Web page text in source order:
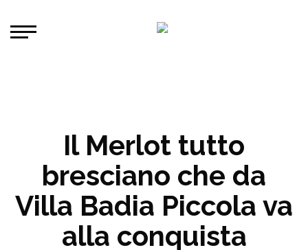
Il Merlot tutto
bresciano che da
Villa Badia Piccola va
alla conquista